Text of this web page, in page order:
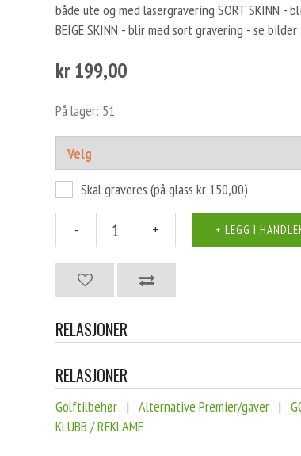
både ute og med lasergravering SORT SKINN -
BEIGE SKINN - blir med sort gravering - se bilder
kr 199,00
På lager: 51
Skal graveres (på glass kr 150,00)
- +
RELASJONER
RELASJONER
Golftilbehør |Alternative Premier/gaver |
KLUBB / REKLAME